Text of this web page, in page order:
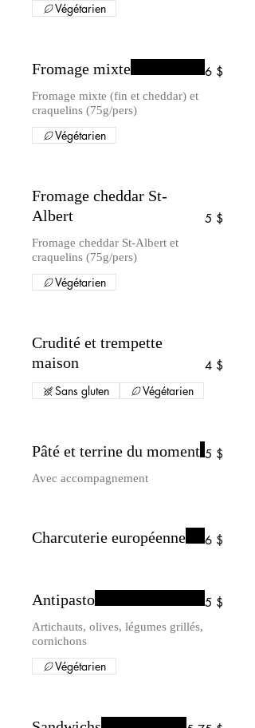
Végétarien
Fromage mixte
Fromage mixte (fin et cheddar) et
craquelins (75g/pers)
6 $
Végétarien
Fromage cheddar St-
Albert
Fromage cheddar St-Albert et
craquelins (75g/pers)
5 $
Végétarien
Crudité et trempette
maison
4 $
Sans gluten
Végétarien
Pâté et terrine du moment
Avec accompagnement
5 $
Charcuterie européenne 6 $
Antipasto
Artichauts, olives, légumes grillés,
cornichons
5 $
Végétarien